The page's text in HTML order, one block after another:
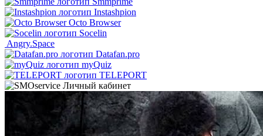
Instashpion
Octo Browser
Socelin
Angry.Space
Datafan.pro
myQuiz
TELEPORT